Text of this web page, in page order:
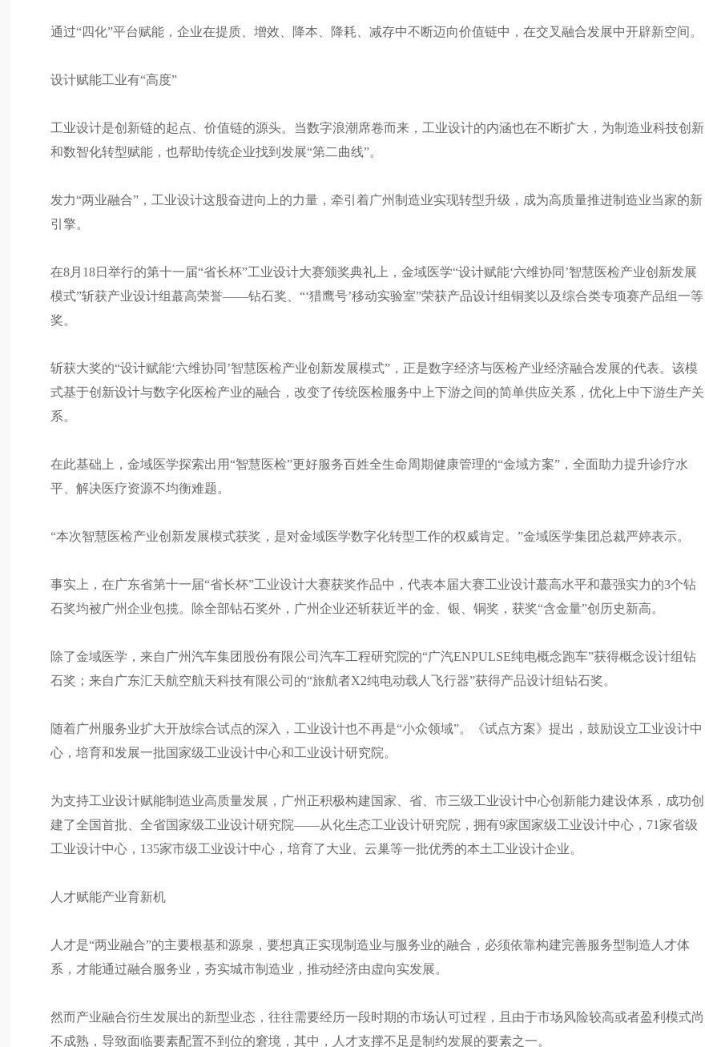
通过“四化”平台赋能，企业在提质、增效、降本、降耗、减存中不断迈向价值链中，在交叉融合发展中开辟新空间。
设计赋能工业有“高度”
工业设计是创新链的起点、价值链的源头。当数字浪潮席卷而来，工业设计的内涵也在不断扩大，为制造业科技创新
和数智化转型赋能，也帮助传统企业找到发展“第二曲线”。
发力“两业融合”，工业设计这股奋进向上的力量，牵引着广州制造业实现转型升级，成为高质量推进制造业当家的新
引擎。
在8月18日举行的第十一届“省长杯”工业设计大赛颁奖典礼上，金域医学“设计赋能‘六维协同’智慧医检产业创新发展
模式”斩获产业设计组蕞高荣誉——钻石奖、“‘猎鹰号’移动实验室”荣获产品设计组铜奖以及综合类专项赛产品组一等
奖。
斩获大奖的“设计赋能‘六维协同’智慧医检产业创新发展模式”，正是数字经济与医检产业经济融合发展的代表。该模
式基于创新设计与数字化医检产业的融合，改变了传统医检服务中上下游之间的简单供应关系，优化上中下游生产关
系。
在此基础上，金域医学探索出用“智慧医检”更好服务百姓全生命周期健康管理的“金域方案”，全面助力提升诊疗水
平、解决医疗资源不均衡难题。
“本次智慧医检产业创新发展模式获奖，是对金域医学数字化转型工作的权威肯定。”金域医学集团总裁严婷表示。
事实上，在广东省第十一届“省长杯”工业设计大赛获奖作品中，代表本届大赛工业设计蕞高水平和蕞强实力的3个钻
石奖均被广州企业包揽。除全部钻石奖外，广州企业还斩获近半的金、银、铜奖，获奖“含金量”创历史新高。
除了金域医学，来自广州汽车集团股份有限公司汽车工程研究院的“广汽ENPULSE纯电概念跑车”获得概念设计组钻
石奖；来自广东汇天航空航天科技有限公司的“旅航者X2纯电动载人飞行器”获得产品设计组钻石奖。
随着广州服务业扩大开放综合试点的深入，工业设计也不再是“小众领域”。《试点方案》提出，鼓励设立工业设计中
心，培育和发展一批国家级工业设计中心和工业设计研究院。
为支持工业设计赋能制造业高质量发展，广州正积极构建国家、省、市三级工业设计中心创新能力建设体系，成功创
建了全国首批、全省国家级工业设计研究院——从化生态工业设计研究院，拥有9家国家级工业设计中心，71家省级
工业设计中心，135家市级工业设计中心，培育了大业、云巢等一批优秀的本土工业设计企业。
人才赋能产业育新机
人才是“两业融合”的主要根基和源泉，要想真正实现制造业与服务业的融合，必须依靠构建完善服务型制造人才体
系，才能通过融合服务业，夯实城市制造业，推动经济由虚向实发展。
然而产业融合衍生发展出的新型业态，往往需要经历一段时期的市场认可过程，且由于市场风险较高或者盈利模式尚
不成熟，导致面临要素配置不到位的窘境，其中，人才支撑不足是制约发展的要素之一。